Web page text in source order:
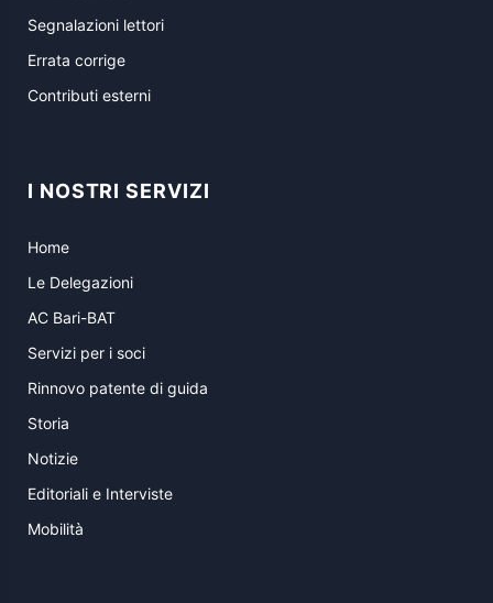
Segnalazioni lettori
Errata corrige
Contributi esterni
I NOSTRI SERVIZI
Home
Le Delegazioni
AC Bari-BAT
Servizi per i soci
Rinnovo patente di guida
Storia
Notizie
Editoriali e Interviste
Mobilità